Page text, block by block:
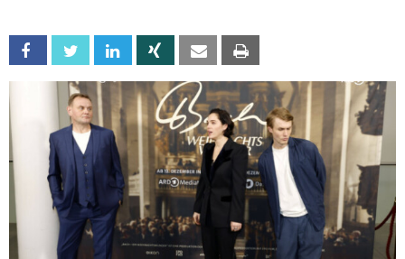
Facebook Twitter Linkedin Xing Email